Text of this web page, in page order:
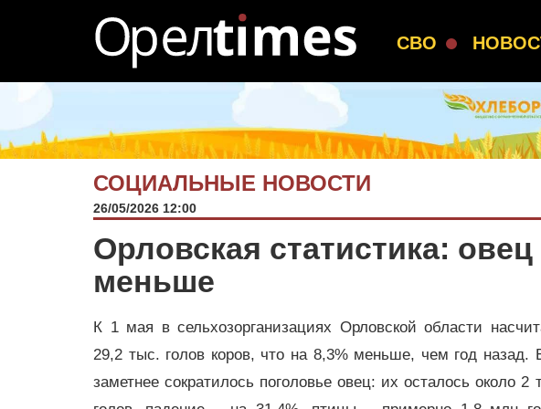
СВО
СОЦИАЛЬНЫЕ НОВОСТИ
26/05/2026 12:00
Орловская статистика:
меньше
К 1 мая в сельхозорганизациях Орловской области
29,2 тыс. голов коров, что на 8,3% меньше, чем год назад.
заметнее сократилось поголовье овец: их осталось около 2